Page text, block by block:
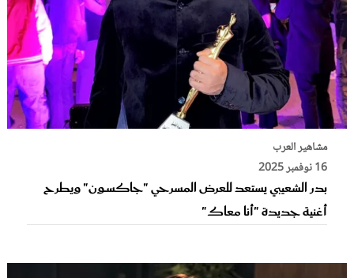
مشاهير العرب
16 نوفمبر 2025
بدر الشعيبي يستعد للعرض المسرحي "جاكســون" ويطرح
أغنية جديدة "أنا معاك"